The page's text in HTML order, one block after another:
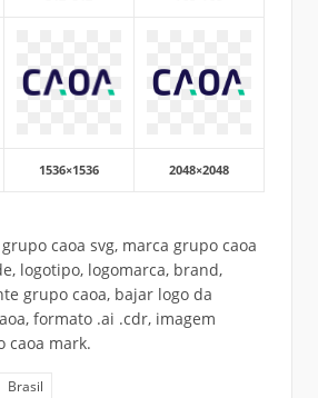
1536×1536 2048×2048
caoa svg, marca grupo caoa
logotipo, logomarca, brand,
grupo caoa, bajar logo da
formato .ai .cdr, imagem
caoa mark.
Brasil